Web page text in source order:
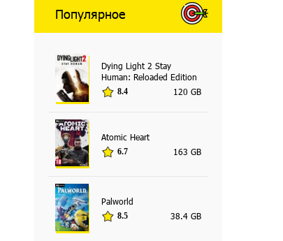
Популярное
Dying Light 2 Stay
Human: Reloaded Edition
8.4 120 GB
Atomic Heart
6.7 163 GB
Palworld
8.5 38.4 GB